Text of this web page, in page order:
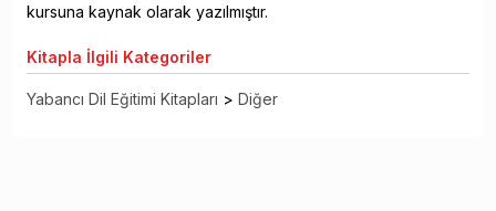
kursuna kaynak olarak yazılmıştır.
Kitapla İlgili Kategoriler
Yabancı Dil Eğitimi Kitapları > Diğer